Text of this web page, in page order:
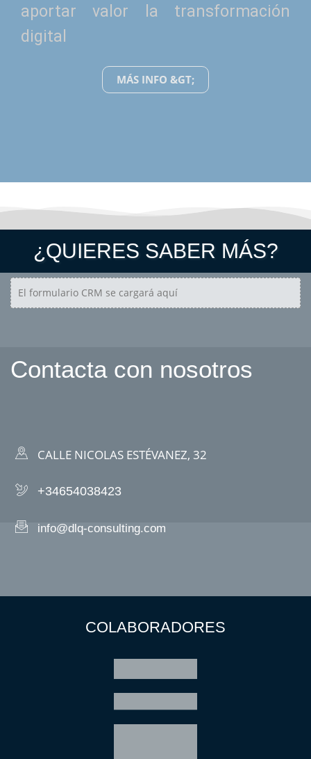
aportar valor la transformación
digital
MÁS INFO &GT;
¿QUIERES SABER MÁS?
El formulario CRM se cargará aquí
Contacta con nosotros
CALLE NICOLAS ESTÉVANEZ, 32
+34654038423
info@dlq-consulting.com
COLABORADORES